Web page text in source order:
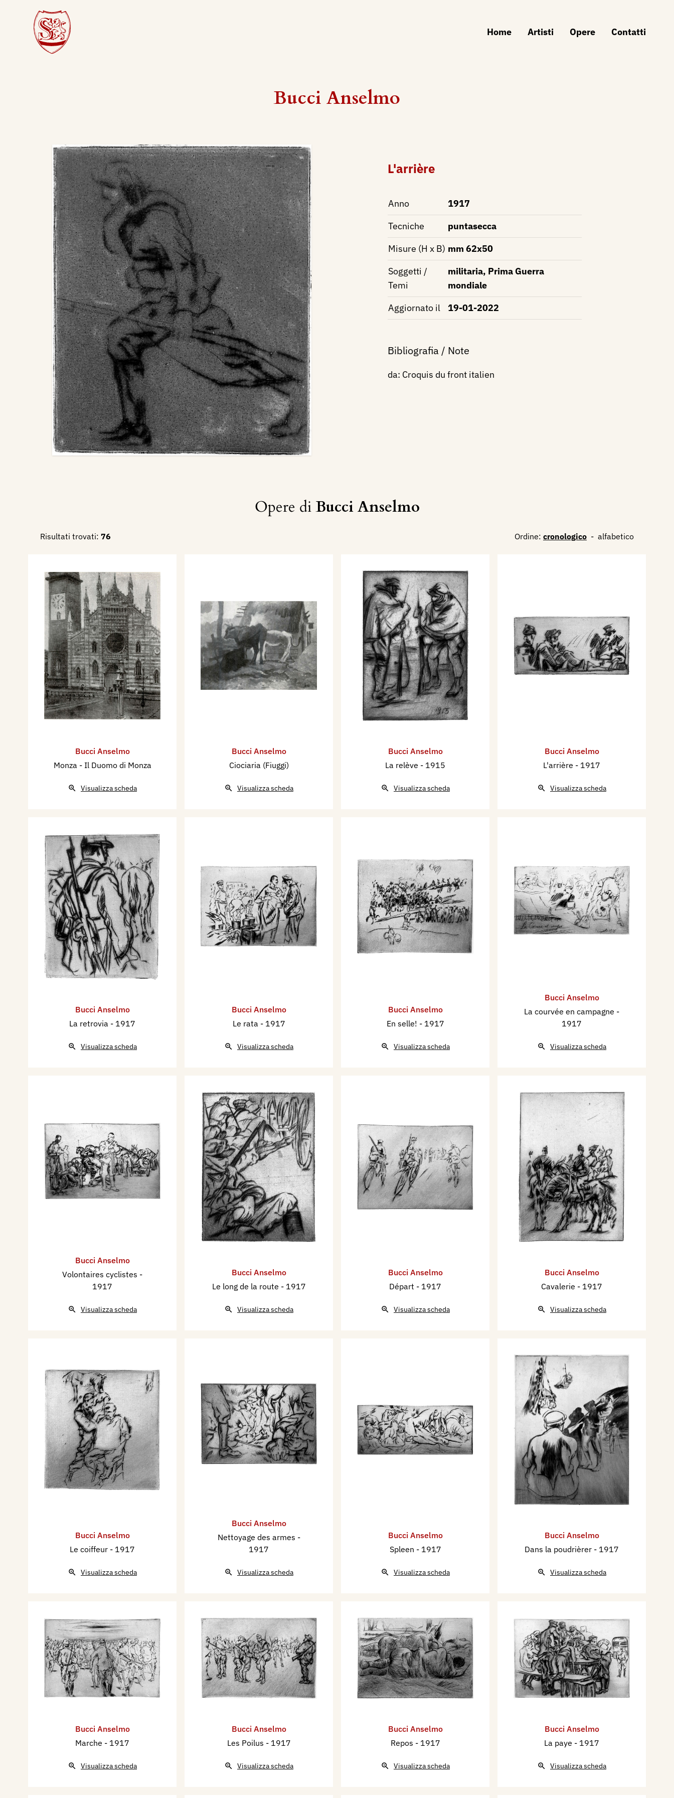
Home Artisti Opere Contatti
Bucci Anselmo
L'arrière
Anno
1917
Tecniche
puntasecca
Misure (H x B) mm 62x50
Soggetti /
Temi
militaria, Prima Guerra
mondiale
Aggiornato il
19-01-2022
Bibliografia / Note
da: Croquis du front italien
Opere diBucci Anselmo
Risultati trovati: 76 Ordine: cronologico - alfabetico
Bucci Anselmo
Monza - Il Duomo di Monza
Visualizza scheda
Bucci Anselmo
Ciociaria (Fiuggi)
Visualizza scheda
Bucci Anselmo
La relève - 1915
Visualizza scheda
Bucci Anselmo
L'arrière - 1917
Visualizza scheda
Bucci Anselmo
La retrovia - 1917
Visualizza scheda
Bucci Anselmo
Le rata - 1917
Visualizza scheda
Bucci Anselmo
En selle! - 1917
Visualizza scheda
Bucci Anselmo
La courvée en campagne -
1917
Visualizza scheda
Bucci Anselmo
Volontaires cyclistes -
1917
Visualizza scheda
Bucci Anselmo
Le long de la route - 1917
Visualizza scheda
Bucci Anselmo
Départ - 1917
Visualizza scheda
Bucci Anselmo
Cavalerie - 1917
Visualizza scheda
Bucci Anselmo
Le coiffeur - 1917
Visualizza scheda
Bucci Anselmo
Nettoyage des armes -
1917
Visualizza scheda
Bucci Anselmo
Spleen - 1917
Visualizza scheda
Bucci Anselmo
Dans la poudrièrer - 1917
Visualizza scheda
Bucci Anselmo
Marche - 1917
Visualizza scheda
Bucci Anselmo
Les Poilus - 1917
Visualizza scheda
Bucci Anselmo
Repos - 1917
Visualizza scheda
Bucci Anselmo
La paye - 1917
Visualizza scheda